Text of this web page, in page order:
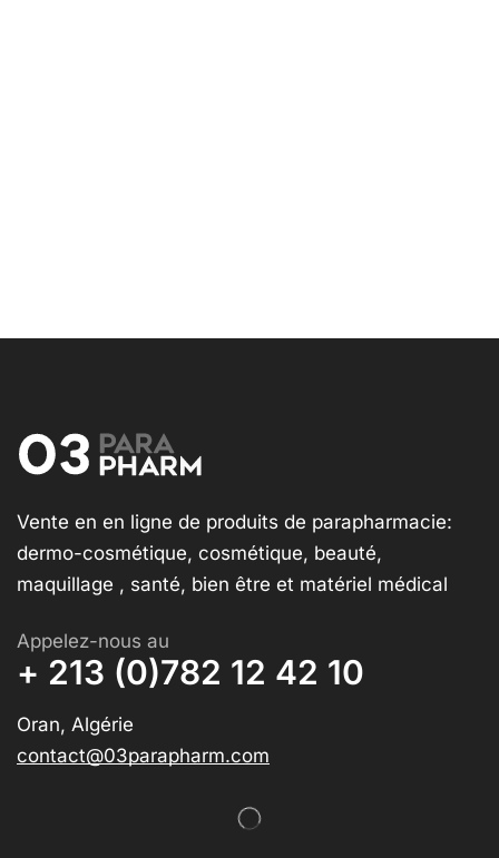
Vente en en ligne de produits de parapharmacie:
dermo-cosmétique, cosmétique, beauté,
maquillage , santé, bien être et matériel médical
Appelez-nous au
+ 213 (0)782 12 42 10
Oran, Algérie
contact@03parapharm.com